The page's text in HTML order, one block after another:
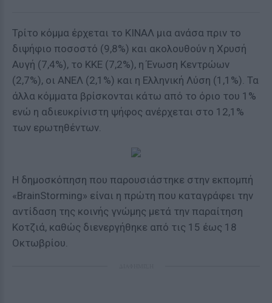
Τρίτο κόμμα έρχεται το ΚΙΝΑΛ μια ανάσα πριν το
διψήφιο ποσοστό (9,8%) και ακολουθούν η Χρυσή
Αυγή (7,4%), το ΚΚΕ (7,2%), η Ένωση Κεντρώων
(2,7%), οι ΑΝΕΛ (2,1%) και η Ελληνική Λύση (1,1%). Τα
άλλα κόμματα βρίσκονται κάτω από το όριο του 1%
ενώ η αδιευκρίνιστη ψήφος ανέρχεται στο 12,1%
των ερωτηθέντων.
Η δημοσκόπηση που παρουσιάστηκε στην εκπομπή
«BrainStorming» είναι η πρώτη που καταγράφει την
αντίδαση της κοινής γνώμης μετά την παραίτηση
Κοτζιά, καθώς διενεργήθηκε από τις 15 έως 18
Οκτωβρίου.